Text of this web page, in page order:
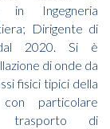
in Ingegneria
Dirigente di
2020. Si è
di onde da
fisici tipici della
particolare
trasporto di